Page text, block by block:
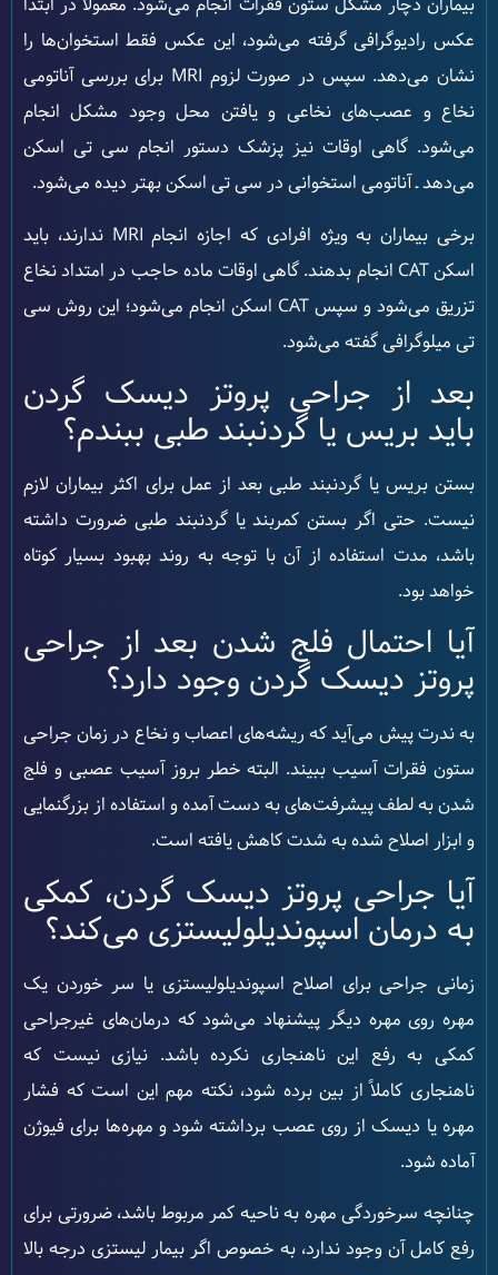
عکس رادیوگرافی گرفته می‌شود، این عکس فقط استخوان‌ها را
نشان می‌دهد. سپس در صورت لزوم MRI برای بررسی آناتومی
نخاع و عصب‌های نخاعی و یافتن محل وجود مشکل انجام
می‌شود. گاهی اوقات نیز پزشک دستور انجام سی تی اسکن
می‌دهد ـ آناتومی استخوانی در سی تی اسکن بهتر دیده می‌شود.
برخی بیماران به ویژه افرادی که اجازه انجام MRI ندارند، باید
اسکن CAT انجام بدهند. گاهی اوقات ماده حاجب در امتداد نخاع
تزریق می‌شود و سپس CAT اسکن انجام می‌شود؛ این روش سی
تی میلوگرافی گفته می‌شود.
بعد از جراحی پروتز دیسک گردن
باید بریس یا گردنبند طبی ببندم؟
بستن بریس یا گردنبند طبی بعد از عمل برای اکثر بیماران لازم
نیست. حتی اگر بستن کمربند یا گردنبند طبی ضرورت داشته
باشد، مدت استفاده از آن با توجه به روند بهبود بسیار کوتاه
خواهد بود.
آیا احتمال فلج شدن بعد از جراحی
پروتز دیسک گردن وجود دارد؟
به ندرت پیش می‌آید که ریشه‌های اعصاب و نخاع در زمان جراحی
ستون فقرات آسیب ببیند. البته خطر بروز آسیب عصبی و فلج
شدن به لطف پیشرفت‌های به دست آمده و استفاده از بزرگنمایی
و ابزار اصلاح شده به شدت کاهش یافته است.
آیا جراحی پروتز دیسک گردن، کمکی
به درمان اسپوندیلولیستزی می‌کند؟
زمانی جراحی برای اصلاح اسپوندیلولیستزی یا سر خوردن یک
مهره روی مهره دیگر پیشنهاد می‌شود که درمان‌های غیرجراحی
کمکی به رفع این ناهنجاری نکرده باشد. نیازی نیست که
ناهنجاری کاملاً از بین برده شود، نکته مهم این است که فشار
مهره یا دیسک از روی عصب برداشته شود و مهره‌ها برای فیوژن
آماده شود.
چنانچه سرخوردگی مهره به ناحیه کمر مربوط باشد، ضرورتی برای
رفع کامل آن وجود ندارد، به خصوص اگر بیمار لیستزی درجه بالا